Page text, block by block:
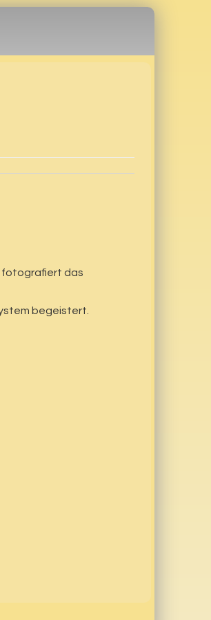
fotografiert das
begeistert.